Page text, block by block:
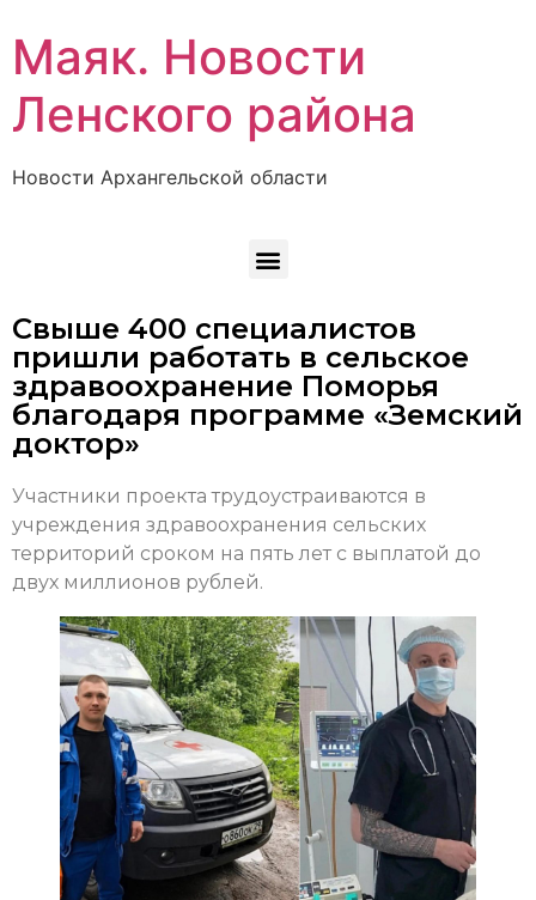
Маяк. Новости
Ленского района
Новости Архангельской области
Свыше 400 специалистов
пришли работать в сельское
здравоохранение Поморья
благодаря программе «Земский
доктор»
Участники проекта трудоустраиваются в
учреждения здравоохранения сельских
территорий сроком на пять лет с выплатой до
двух миллионов рублей.